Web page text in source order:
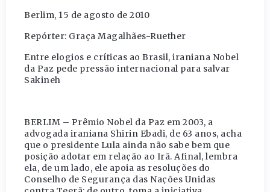
Berlim, 15 de agosto de 2010
Repórter: Graça Magalhães-Ruether
Entre elogios e críticas ao Brasil, iraniana Nobel
da Paz pede pressão internacional para salvar
Sakineh
BERLIM – Prêmio Nobel da Paz em 2003, a
advogada iraniana Shirin Ebadi, de 63 anos, acha
que o presidente Lula ainda não sabe bem que
posição adotar em relação ao Irã. Afinal, lembra
ela, de um lado, ele apoia as resoluções do
Conselho de Segurança das Nações Unidas